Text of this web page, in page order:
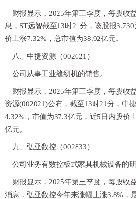
财报显示，2025年第三季度，每股收
息，ST远智截至13时21分，该股报
价上涨7.32%，总市值为38.92亿元。
八、中捷资源（002021）
公司从事工业缝纫机的销售。
财报显示，2025年第三季度，每股收
资源(002021)公布，截至13时21分，中
4.32%，市值为37.3亿元，近5日内股价
亿元。
九、弘亚数控（002833）
公司业务有数控板式家具机械设备的
财报显示，2025年第三季度，每股收
消息，弘亚数控今年来涨幅上涨3.8%，